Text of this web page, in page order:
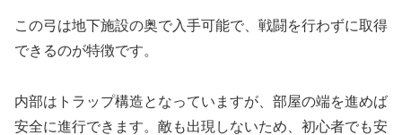
この弓は地下施設の奥で入手可能で、戦闘を行わずに取得
できるのが特徴です。
内部はトラップ構造となっていますが、部屋の端を進めば
安全に進行できます。敵も出現しないため、初心者でも安